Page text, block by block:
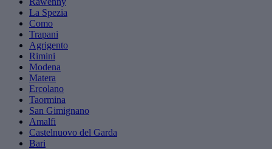
La Spezia
Como
Trapani
Agrigento
Rimini
Modena
Matera
Ercolano
Taormina
San Gimignano
Amalfi
Castelnuovo del Garda
Bari